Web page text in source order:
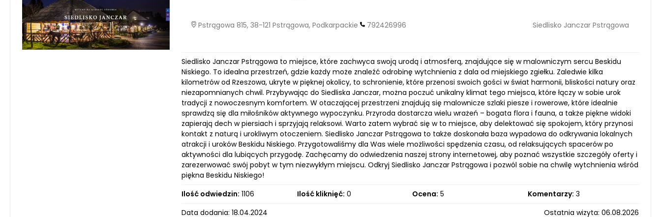
Pstrągowa 815, 38-121 Pstrągowa, Podkarpackie 792426996 Siedlisko Janczar Pstrągowa
Siedlisko Janczar Pstrągowa to miejsce, które zachwyca swoją urodą i atmosferą, znajdujące się w malowniczym sercu Beskidu
Niskiego. To idealna przestrzeń, gdzie każdy może znaleźć odrobinę wytchnienia z dala od miejskiego zgiełku. Zaledwie kilka
kilometrów od Rzeszowa, ukryte w pięknej okolicy, to schronienie, które przenosi swoich gości w świat harmonii, bliskości natury oraz
niezapomnianych chwil. Przybywając do Siedliska Janczar, można poczuć unikalny klimat tego miejsca, które łączy w sobie urok
tradycji z nowoczesnym komfortem. W otaczającej przestrzeni znajdują się malownicze szlaki piesze i rowerowe, które idealnie
sprawdzą się dla miłośników aktywnego wypoczynku. Przyroda dostarcza wielu wrażeń – bogata flora i fauna, a także piękne widoki
zapierają dech w piersiach i sprzyjają relaksowi. Warto zatem wybrać się w to miejsce, aby delektować się spokojem, który przynosi
kontakt z naturą i urokliwym otoczeniem. Siedlisko Janczar Pstrągowa to także doskonała baza wypadowa do odkrywania lokalnych
atrakcji i uroków Beskidu Niskiego. Przygotowaliśmy dla Was wiele możliwości spędzenia czasu, od relaksujących spacerów po
aktywności dla lubiących przygodę. Zachęcamy do odwiedzenia naszej strony internetowej, aby poznać wszystkie szczegóły oferty i
zarezerwować swój pobyt w tym niezwykłym miejscu. Odkryj Siedlisko Janczar Pstrągowa i pozwól sobie na chwilę wytchnienia wśród
piękna Beskidu Niskiego!
Ilość odwiedzin: 1106 Ilość kliknięć: 0 Ocena: 5 Komentarzy: 3
Data dodania: 18.04.2024
Ostatnia wizyta: 06.08.2026